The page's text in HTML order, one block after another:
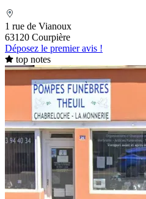
1 rue de Vianoux
63120 Courpière
Déposez le premier avis !
top notes